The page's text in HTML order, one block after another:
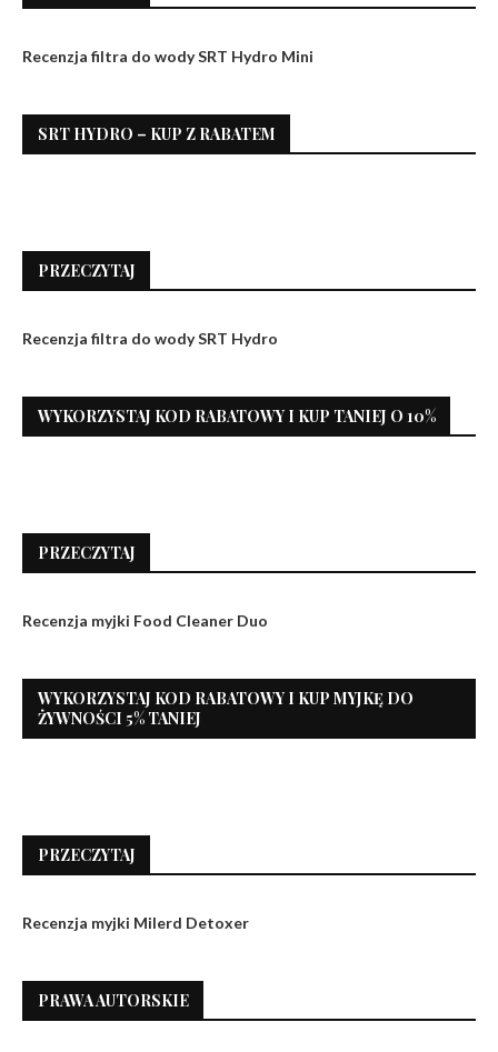
Recenzja filtra do wody SRT Hydro Mini
SRT HYDRO – KUP Z RABATEM
PRZECZYTAJ
Recenzja filtra do wody SRT Hydro
WYKORZYSTAJ KOD RABATOWY I KUP TANIEJ O 10%
PRZECZYTAJ
Recenzja myjki Food Cleaner Duo
WYKORZYSTAJ KOD RABATOWY I KUP MYJKĘ DO
ŻYWNOŚCI 5% TANIEJ
PRZECZYTAJ
Recenzja myjki Milerd Detoxer
PRAWA AUTORSKIE